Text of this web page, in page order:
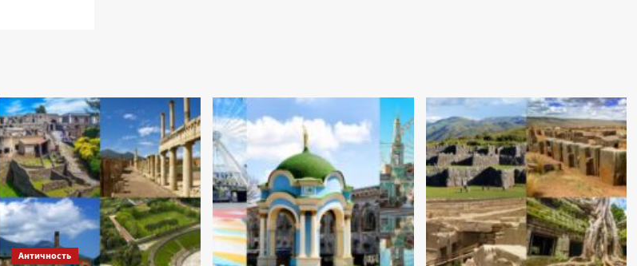
Античность